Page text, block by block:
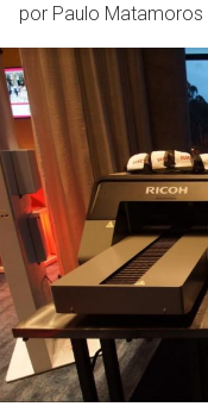
por Paulo Matamoros